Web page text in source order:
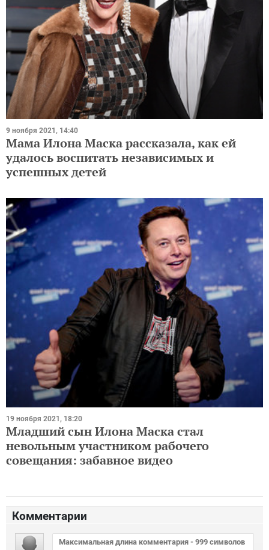
9 ноября 2021, 14:40
Мама Илона Маска рассказала, как ей
удалось воспитать независимых и
успешных детей
19 ноября 2021, 18:20
Младший сын Илона Маска стал
невольным участником рабочего
совещания: забавное видео
Комментарии